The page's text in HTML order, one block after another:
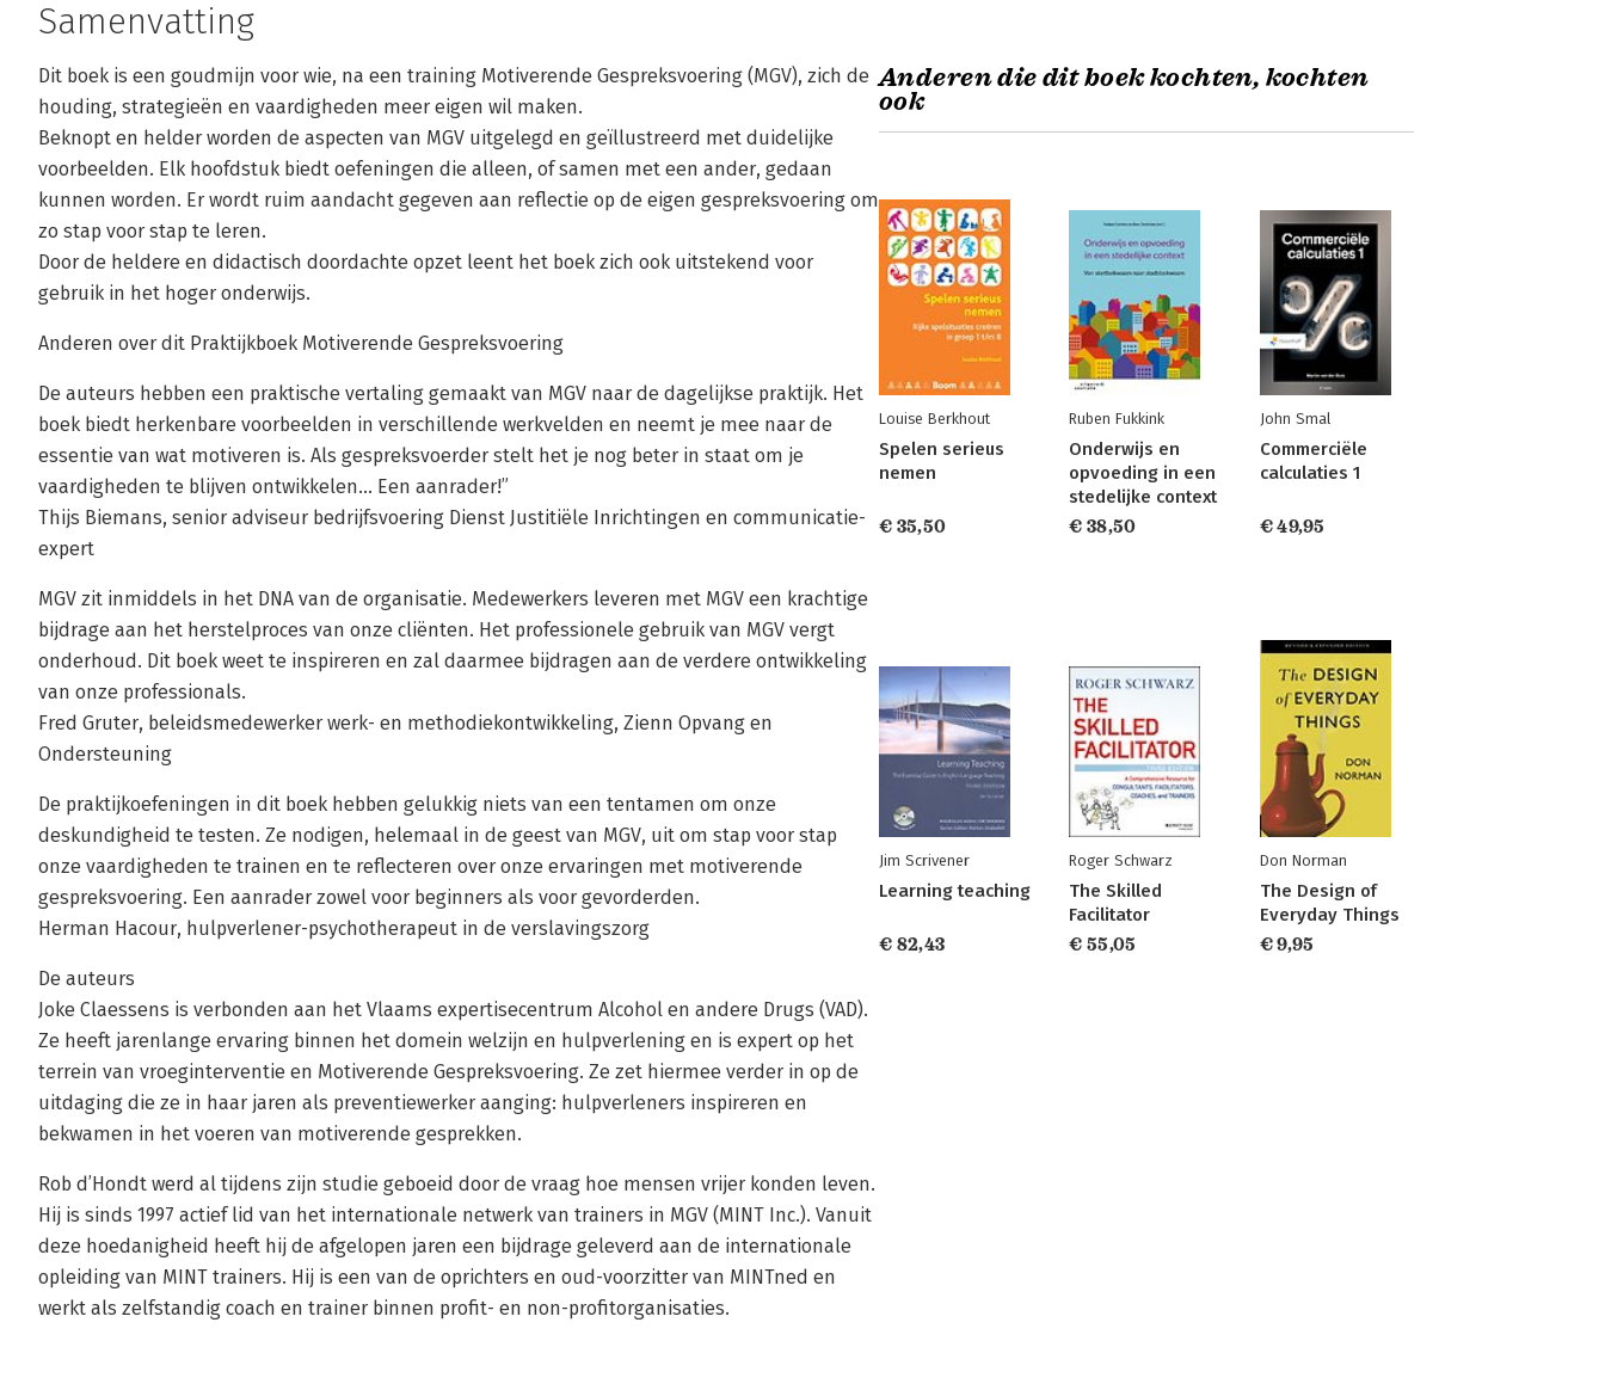
Samenvatting
Dit boek is een goudmijn voor wie, na een training Motiverende Gespreksvoering (MGV), zich de
houding, strategieën en vaardigheden meer eigen wil maken.
Beknopt en helder worden de aspecten van MGV uitgelegd en geïllustreerd met duidelijke
voorbeelden. Elk hoofdstuk biedt oefeningen die alleen, of samen met een ander, gedaan
kunnen worden. Er wordt ruim aandacht gegeven aan reflectie op de eigen gespreksvoering om
zo stap voor stap te leren.
Door de heldere en didactisch doordachte opzet leent het boek zich ook uitstekend voor
gebruik in het hoger onderwijs.
Anderen over dit Praktijkboek Motiverende Gespreksvoering
De auteurs hebben een praktische vertaling gemaakt van MGV naar de dagelijkse praktijk. Het
boek biedt herkenbare voorbeelden in verschillende werkvelden en neemt je mee naar de
essentie van wat motiveren is. Als gespreksvoerder stelt het je nog beter in staat om je
vaardigheden te blijven ontwikkelen... Een aanrader!”
Thijs Biemans, senior adviseur bedrijfsvoering Dienst Justitiële Inrichtingen en communicatie-
expert
MGV zit inmiddels in het DNA van de organisatie. Medewerkers leveren met MGV een krachtige
bijdrage aan het herstelproces van onze cliënten. Het professionele gebruik van MGV vergt
onderhoud. Dit boek weet te inspireren en zal daarmee bijdragen aan de verdere ontwikkeling
van onze professionals.
Fred Gruter, beleidsmedewerker werk- en methodiekontwikkeling, Zienn Opvang en
Ondersteuning
De praktijkoefeningen in dit boek hebben gelukkig niets van een tentamen om onze
deskundigheid te testen. Ze nodigen, helemaal in de geest van MGV, uit om stap voor stap
onze vaardigheden te trainen en te reflecteren over onze ervaringen met motiverende
gespreksvoering. Een aanrader zowel voor beginners als voor gevorderden.
Herman Hacour, hulpverlener-psychotherapeut in de verslavingszorg
De auteurs
Joke Claessens is verbonden aan het Vlaams expertisecentrum Alcohol en andere Drugs (VAD).
Ze heeft jarenlange ervaring binnen het domein welzijn en hulpverlening en is expert op het
terrein van vroeginterventie en Motiverende Gespreksvoering. Ze zet hiermee verder in op de
uitdaging die ze in haar jaren als preventiewerker aanging: hulpverleners inspireren en
bekwamen in het voeren van motiverende gesprekken.
Rob d’Hondt werd al tijdens zijn studie geboeid door de vraag hoe mensen vrijer konden leven.
Hij is sinds 1997 actief lid van het internationale netwerk van trainers in MGV (MINT Inc.). Vanuit
deze hoedanigheid heeft hij de afgelopen jaren een bijdrage geleverd aan de internationale
opleiding van MINT trainers. Hij is een van de oprichters en oud-voorzitter van MINTned en
werkt als zelfstandig coach en trainer binnen profit- en non-profitorganisaties.
Anderen die dit boek kochten, kochten
ook
Louise Berkhout
Spelen serieus
nemen
€ 35,50
Ruben Fukkink
Onderwijs en
opvoeding in een
stedelijke context
€ 38,50
John Smal
Commerciële
calculaties 1
€ 49,95
Jim Scrivener
Learning teaching
€ 82,43
Roger Schwarz
The Skilled
Facilitator
€ 55,05
Don Norman
The Design of
Everyday Things
€ 9,95